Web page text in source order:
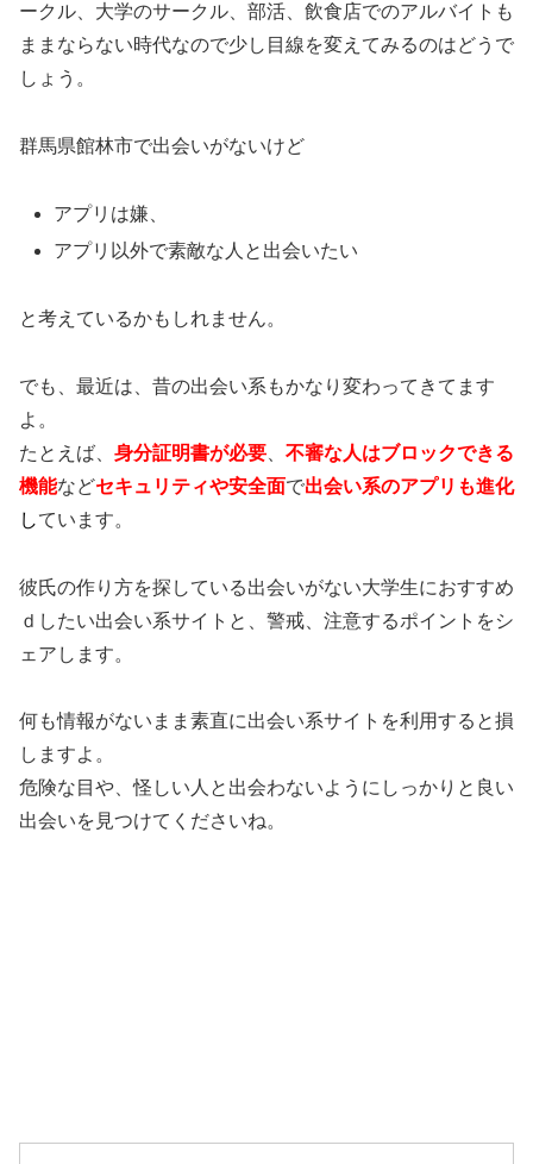
ークル、大学のサークル、部活、飲食店でのアルバイトも
ままならない時代なので少し目線を変えてみるのはどうで
しょう。
群馬県館林市で出会いがないけど
アプリは嫌、
アプリ以外で素敵な人と出会いたい
と考えているかもしれません。
でも、最近は、昔の出会い系もかなり変わってきてます
よ。
たとえば、 身分証明書が必要
不審な人はブロックできる
機能などセキュリティや安全面で出会い系のアプリも進化
しています。
彼氏の作り方を探している出会いがない大学生におすすめ
ｄしたい出会い系サイトと、警戒、注意するポイントをシ
ェアします。
何も情報がないまま素直に出会い系サイトを利用すると損
しますよ。
危険な目や、怪しい人と出会わないようにしっかりと良い
出会いを見つけてくださいね。